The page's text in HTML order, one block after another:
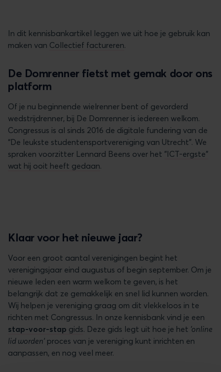
In dit kennisbankartikel leggen we uit hoe je gebruik kan
maken van Collectief factureren.
De Domrenner fietst met gemak door ons
platform
Of je nu beginnende wielrenner bent of gevorderd
wedstrijdrenner, bij De Domrenner is iedereen welkom.
Congressus is al sinds 2016 de digitale fundering van de
“De leukste studentensportvereniging van Utrecht”. We
spraken voorzitter Lennard Beens over het "ICT-ergste”
wat hij ooit heeft gedaan.
Klaar voor het nieuwe jaar?
Voor een groot aantal verenigingen begint het
verenigingsjaar eind augustus of begin september. Om je
nieuwe leden een warm welkom te geven, is het
belangrijk dat ze gemakkelijk en snel lid kunnen worden.
Wij helpen je vereniging graag om dit vlekkeloos in te
richten met Congressus. In onze kennisbank vind je een
stap-voor-stap gids. Deze gids legt uit hoe je het 'online
lid worden' proces van je vereniging kunt inrichten en
aanpassen, en nog veel meer.